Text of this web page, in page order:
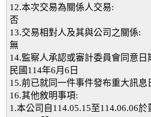
12.本次交易為關係人交易:
否
13.交易相對人及其與公司之關係:
無
14.監察人承認或審計委員會同意日
民國114年6月6日
15.前已就同一件事件發布重大訊息
16.其他敘明事項:
1.本公司自114.05.15至114.06.06